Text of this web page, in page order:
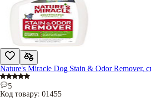
Nature's Miracle Dog Stain & Odor Remover,
5
Код товару: 01455